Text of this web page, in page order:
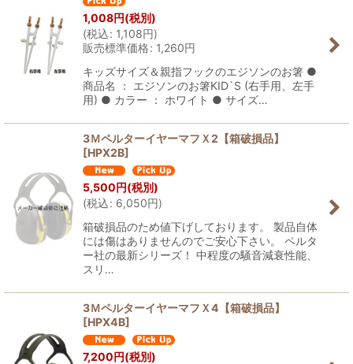
1,008円(税別)
(税込: 1,108円)
販売標準価格: 1,260円
キッズサイズ＆親指フックのエジソンのお箸 ●
商品名 ： エジソンのお箸KID`S (右手用、左手
用) ● カラー ： ホワイト ● サイズ…
3ＭペルターイヤーマフＸ2【箱破損品】
[HPX2B]
5,500円(税別)
(税込: 6,050円)
箱破損品のため値下げしております。 製品自体
には傷はありませんのでご安心下さい。 ペルタ
ー社の最新シリーズ！ 中程度の騒音減衰性能、
スリ…
3ＭペルターイヤーマフＸ4【箱破損品】
[HPX4B]
7,200円(税別)